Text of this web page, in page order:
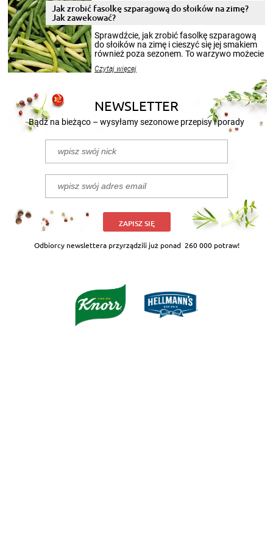
pełni poczuć atmosferę cieplejszych
miesięcy. Przygotowanie słoików ze
smakowitą zawartością musi obejmować
patenty, które pozwolą zachować świeżość
przetworów.
Jak zrobić fasolkę szparagową do słoików na zimę?
Jak zawekować?
Sprawdźcie, jak zrobić fasolkę szparagową
do słoików na zimę i cieszyć się jej smakiem
również poza sezonem. To warzywo możecie
nasze propozycje!
Czytaj więcej
NEWSLETTER
Bądź na bieżąco – wysyłamy sezonowe przepisy i porady
ZAPISZ SIĘ
Odbiorcy newslettera przyrządzili już ponad 260 000 potraw!